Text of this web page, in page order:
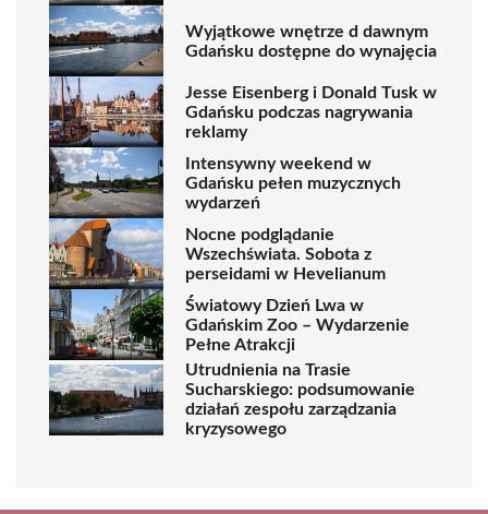
Wyjątkowe wnętrze d dawnym
Gdańsku dostępne do wynajęcia
Jesse Eisenberg i Donald Tusk w
Gdańsku podczas nagrywania
reklamy
Intensywny weekend w
Gdańsku pełen muzycznych
wydarzeń
Nocne podglądanie
Wszechświata. Sobota z
perseidami w Hevelianum
Światowy Dzień Lwa w
Gdańskim Zoo – Wydarzenie
Pełne Atrakcji
Utrudnienia na Trasie
Sucharskiego: podsumowanie
działań zespołu zarządzania
kryzysowego